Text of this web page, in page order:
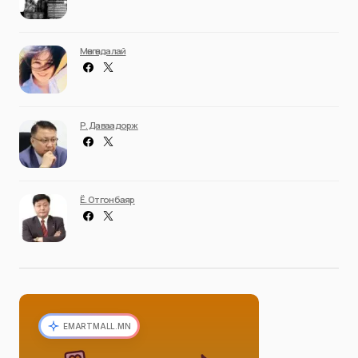
Мөнгөндалай
Р. Даваадорж
Ё. Отгонбаяр
EMARTMALL.MN